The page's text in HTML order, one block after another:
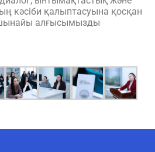
кәсіби қалыптасуына қосқан
шынайы алғысымызды